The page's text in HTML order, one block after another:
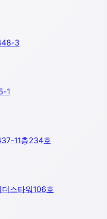
3
1
11층234호
스타워106호